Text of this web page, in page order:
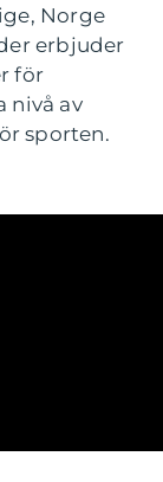
Norge
erbjuder
för
nivå av
sporten.